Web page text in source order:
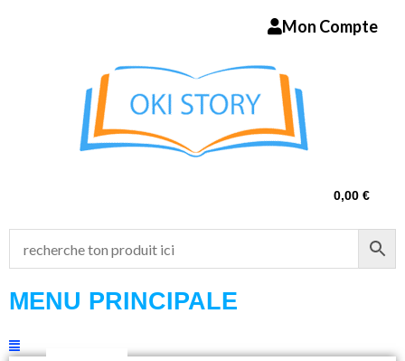
Mon Compte
0,00 €
MENU PRINCIPALE
Menu